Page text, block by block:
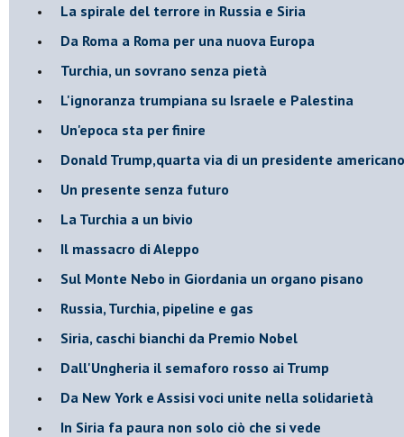
La spirale del terrore in Russia e Siria
Da Roma a Roma per una nuova Europa
Turchia, un sovrano senza pietà
L'ignoranza trumpiana su Israele e Palestina
Un'epoca sta per finire
Donald Trump,quarta via di un presidente americano
Un presente senza futuro
La Turchia a un bivio
Il massacro di Aleppo
Sul Monte Nebo in Giordania un organo pisano
Russia, Turchia, pipeline e gas
Siria, caschi bianchi da Premio Nobel
Dall'Ungheria il semaforo rosso ai Trump
Da New York e Assisi voci unite nella solidarietà
In Siria fa paura non solo ciò che si vede